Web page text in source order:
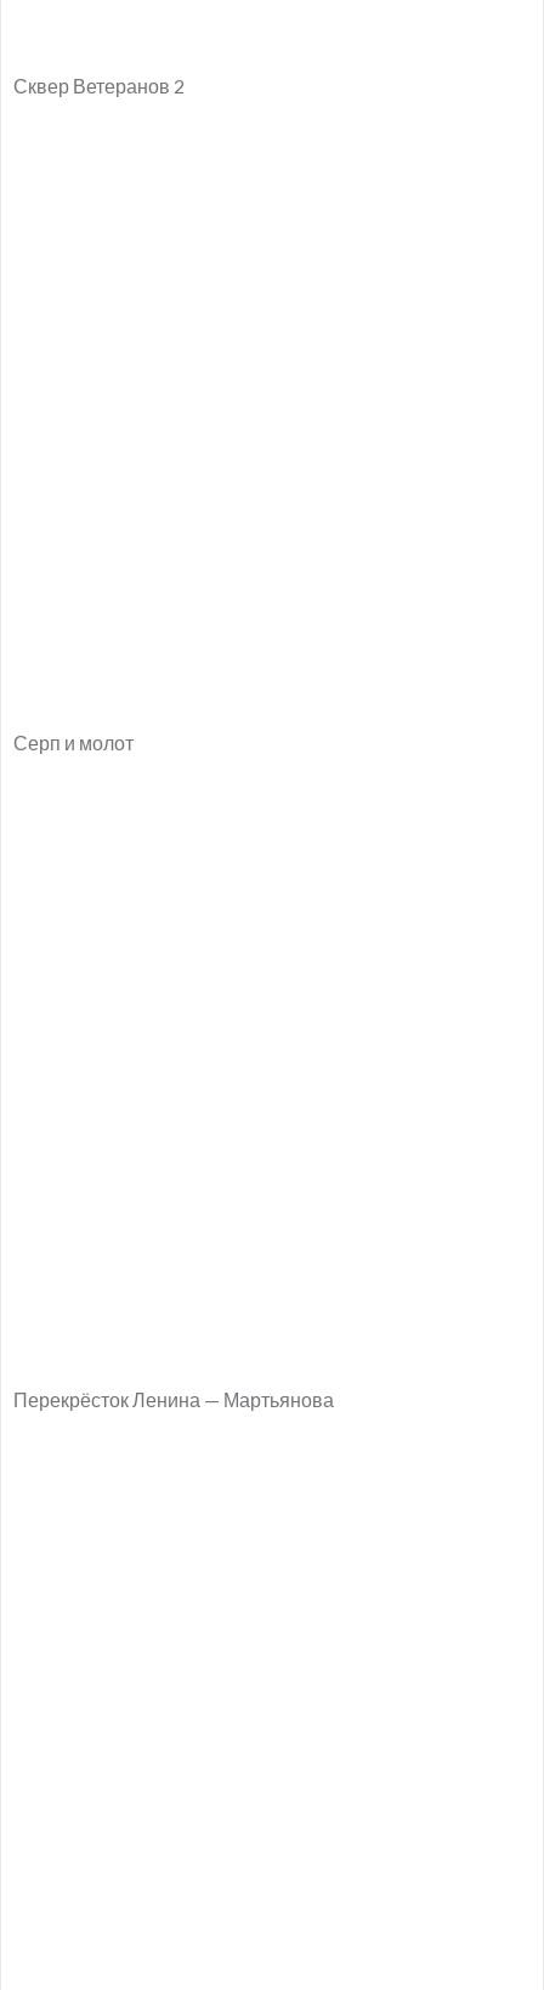
Сквер Ветеранов 2
Серп и молот
Перекрёсток Ленина — Мартьянова